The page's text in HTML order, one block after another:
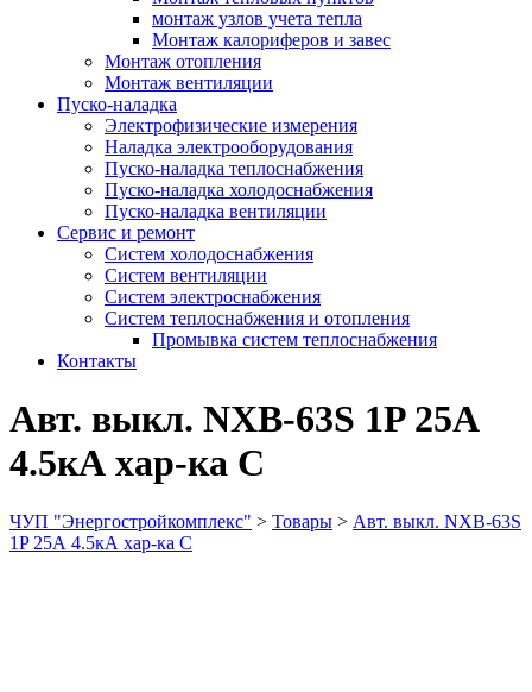
монтаж узлов учета тепла
Монтаж калориферов и завес
Монтаж отопления
Монтаж вентиляции
Пуско-наладка
Электрофизические измерения
Наладка электрооборудования
Пуско-наладка теплоснабжения
Пуско-наладка холодоснабжения
Пуско-наладка вентиляции
Сервис и ремонт
Систем холодоснабжения
Систем вентиляции
Систем электроснабжения
Систем теплоснабжения и отопления
Промывка систем теплоснабжения
Контакты
Авт. выкл. NXB-63S 1P 25А
4.5кА хар-ка С
ЧУП "Энергостройкомплекс" > Товары > Авт. выкл. NXB-63S
1P 25А 4.5кА хар-ка С